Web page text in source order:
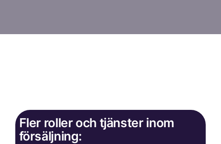
Fler roller och tjänster inom
försäljning: